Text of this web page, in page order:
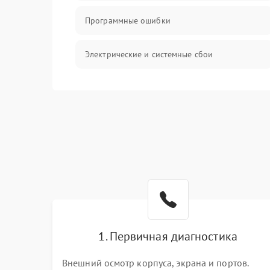
Программные ошибки
Электрические и системные сбои
Система охлаждения
1. Первичная диагностика
Внешний осмотр корпуса, экрана и портов.